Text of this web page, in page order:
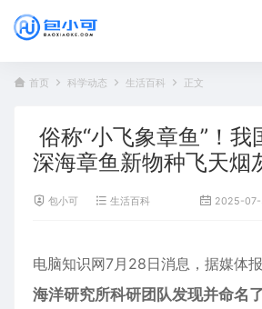
首页 科学动态 生活百科 正文
俗称“小飞象章鱼”！我
深海章鱼新物种飞天烟
包小可 生活百科 2025-07-
电脑知识网7月28日消息，据媒体报
海洋研究所科研团队发现并命名